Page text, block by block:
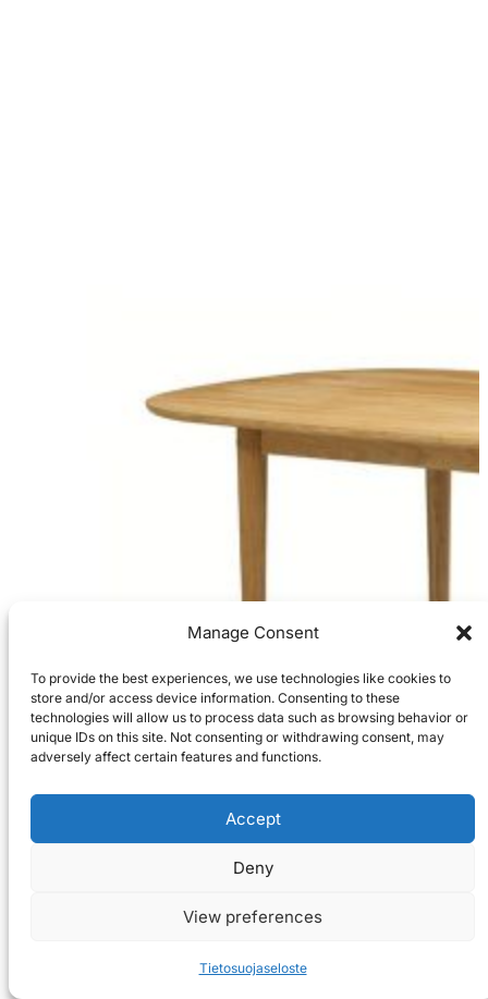
Manage Consent
To provide the best experiences, we use technologies like cookies to
store and/or access device information. Consenting to these
technologies will allow us to process data such as browsing behavior or
unique IDs on this site. Not consenting or withdrawing consent, may
adversely affect certain features and functions.
Accept
Deny
View preferences
Tietosuojaseloste